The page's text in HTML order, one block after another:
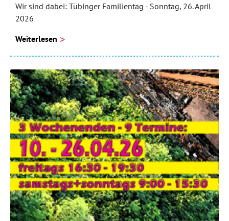
Wir sind dabei: Tübinger Familientag - Sonntag, 26. April
2026
Weiterlesen